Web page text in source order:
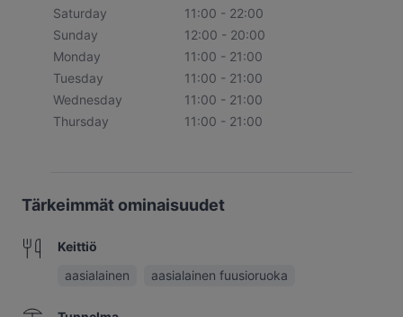
Saturday
11:00 - 22:00
Sunday
12:00 - 20:00
Monday
11:00 - 21:00
Tuesday
11:00 - 21:00
Wednesday
11:00 - 21:00
Thursday
11:00 - 21:00
Tärkeimmät ominaisuudet
Keittiö
aasialainen
aasialainen fuusioruoka